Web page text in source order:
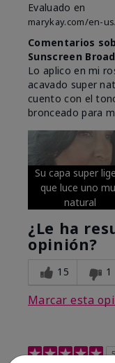
Evaluado en
marykay.com/en-
Comentarios
Sunscreen
Lo aplico en mi
acavado super
cuento con el
bronceado para
Su capa super
que luce uno
natural
¿Le ha
opinión?
15 1
Marcar esta